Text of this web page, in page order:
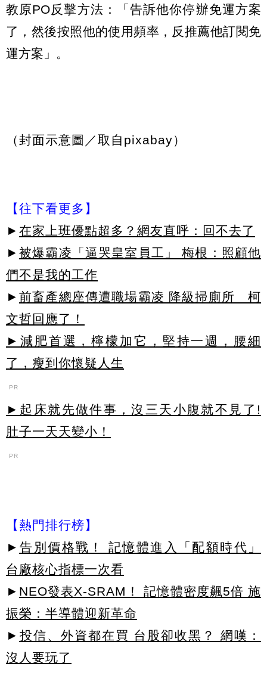
教原PO反擊方法：「告訴他你停辦免運方案
了，然後按照他的使用頻率，反推薦他訂閱免
運方案」。
（封面示意圖／取自pixabay）
【往下看更多】
► 在家上班優點超多？網友直呼：回不去了
► 被爆霸凌「逼哭皇室員工」 梅根：照顧他
們不是我的工作
► 前畜產總座傳遭職場霸凌 降級掃廁所 柯
文哲回應了！
►減肥首選，檸檬加它，堅持一週，腰細
了，瘦到你懷疑人生
PR
►起床就先做件事，沒三天小腹就不見了!
肚子一天天變小！
PR
【熱門排行榜】
► 告別價格戰！ 記憶體進入「配額時代」
台廠核心指標一次看
► NEO發表X-SRAM！ 記憶體密度飆5倍 施
振榮：半導體迎新革命
► 投信、外資都在買 台股卻收黑？ 網嘆：
沒人要玩了